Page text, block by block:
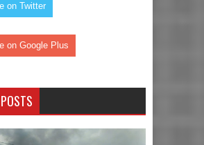
on Twitter
on Google Plus